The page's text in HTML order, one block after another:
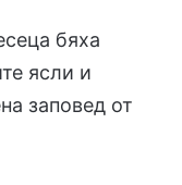
бяха
ясли и
заповед от